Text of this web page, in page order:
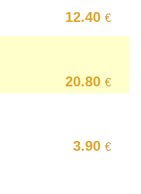
12.40€
20.80€
3.90€